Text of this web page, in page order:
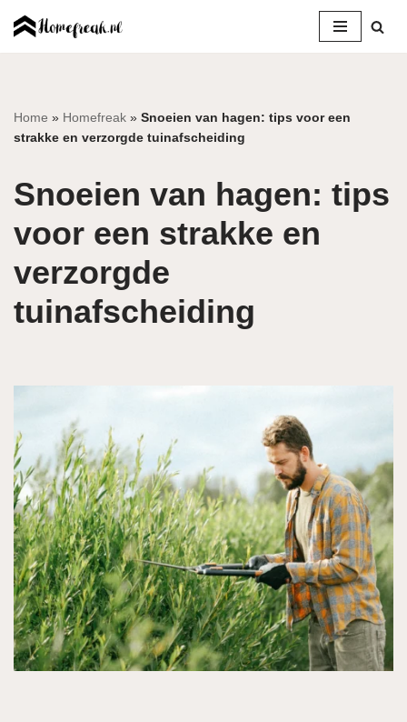
inhoud
Home » Homefreak » Snoeien van hagen: tips voor een
strakke en verzorgde tuinafscheiding
Snoeien van hagen: tips
voor een strakke en
verzorgde
tuinafscheiding